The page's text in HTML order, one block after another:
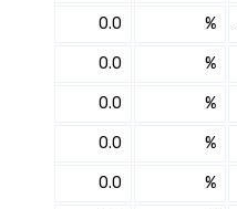
%
0.0
%
0.0
%
0.0
%
0.0
%
0.0